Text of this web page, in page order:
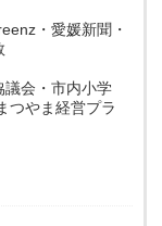
・愛媛新聞・
議会・市内小学
つやま経営プラ